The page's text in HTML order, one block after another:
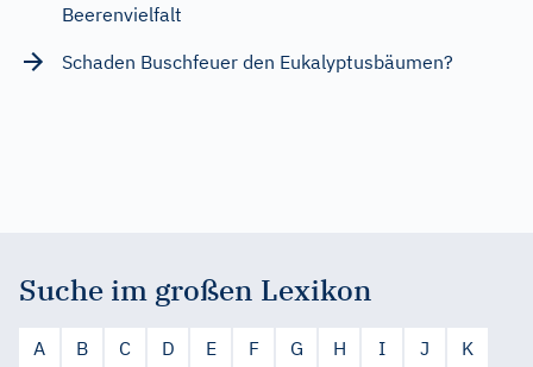
Beerenvielfalt
Schaden Buschfeuer den Eukalyptusbäumen?
Suche im großen Lexikon
A B C D E F G H I J
K